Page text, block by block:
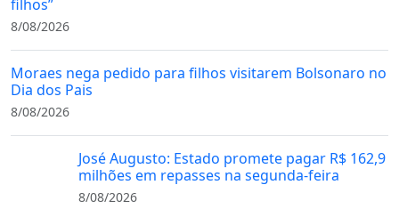
filhos”
8/08/2026
Moraes nega pedido para filhos visitarem Bolsonaro no
Dia dos Pais
8/08/2026
José Augusto: Estado promete pagar R$ 162,9
milhões em repasses na segunda-feira
8/08/2026